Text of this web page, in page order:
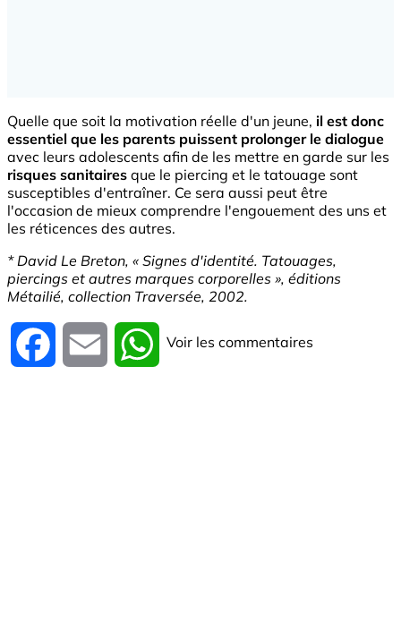
Quelle que soit la motivation réelle d'un jeune, il est donc
essentiel que les parents puissent prolonger le dialogue
avec leurs adolescents afin de les mettre en garde sur les
risques sanitaires que le piercing et le tatouage sont
susceptibles d'entraîner. Ce sera aussi peut être
l'occasion de mieux comprendre l'engouement des uns et
les réticences des autres.
* David Le Breton, « Signes d'identité. Tatouages,
piercings et autres marques corporelles », éditions
Métailié, collection Traversée, 2002.
Facebook Email WhatsApp
Voir les commentaires